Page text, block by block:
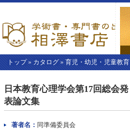
トップ» カタログ » 育児・幼児・児童教育
こ
か
ら
本
文】
日本教育心理学会第17回総会発
表論文集
著者名： 同準備委員会